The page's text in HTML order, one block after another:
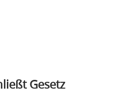
Gesetz